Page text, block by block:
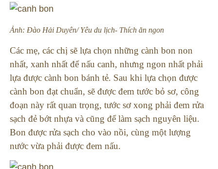
Ảnh: Đào Hải Duyên/ Yêu du lịch- Thích ăn ngon
Các mẹ, các chị sẽ lựa chọn những cành bon non
nhất, xanh nhất để nấu canh, nhưng ngon nhất phải
lựa được cành bon bánh tẻ. Sau khi lựa chọn được
cành bon đạt chuẩn, sẽ được đem tước bỏ sơ, công
đoạn này rất quan trọng, tước sơ xong phải đem rửa
sạch đẻ bớt nhựa và cũng để làm sạch nguyên liệu.
Bon được rửa sạch cho vào nồi, cùng một lượng
nước vừa phải được đem nấu.